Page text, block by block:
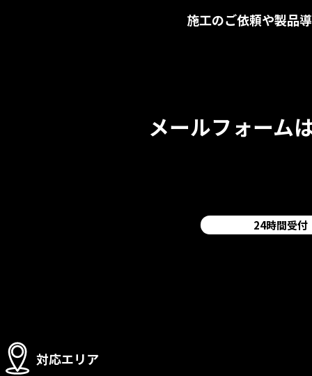
施工のご依頼や製品
メールフォーム
24時間受付
対応エリア